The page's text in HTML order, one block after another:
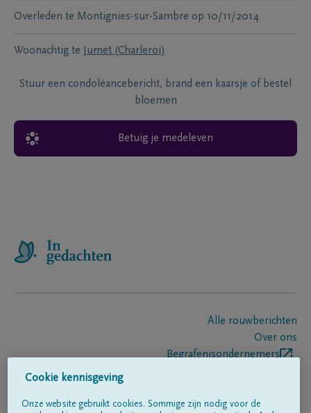
Overleden te Montignies-sur-Sambre op 10/11/2014
Woonachtig te Jumet (Charleroi)
Stuur een condoléancebericht, brand een kaarsje of bestel
bloemen
Betuig je medeleven
Alle rouwberichten
Over ons
Begrafenisondernemers
Cookie kennisgeving
Onze website gebruikt cookies. Sommige zijn nodig voor de